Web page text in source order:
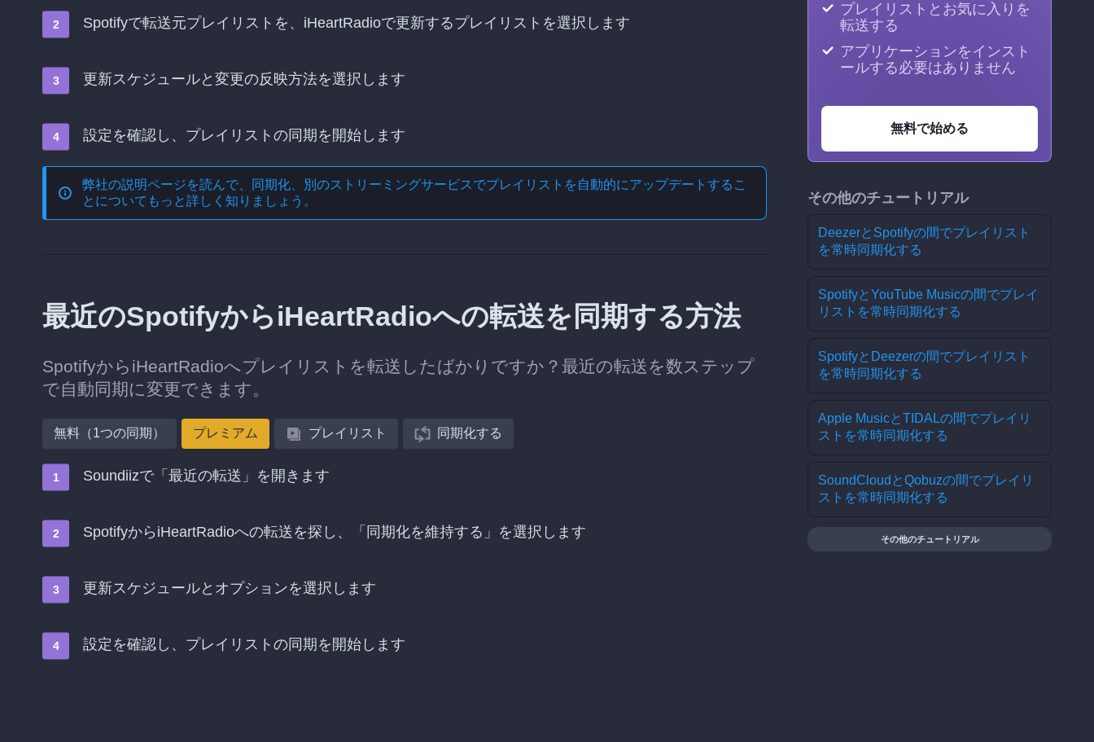
Spotifyで転送元プレイリストを、iHeartRadioで更新するプレイリストを選択します
更新スケジュールと変更の反映方法を選択します
設定を確認し、プレイリストの同期を開始します
弊社の説明ページを読んで、 同期化、別のストリーミングサービスでプレイリストを自動的にアップデートする こ
とについてもっと詳しく知りましょう。
最近のSpotifyからiHeartRadioへの転送を同期する方法
SpotifyからiHeartRadioへプレイリストを転送したばかりですか？最近の転送を数ステップ
で自動同期に変更できます。
無料（1つの同期） プレミアム プレイリスト 同期化する
Soundiizで「最近の転送」を開きます
SpotifyからiHeartRadioへの転送を探し、「同期化を維持する」を選択します
更新スケジュールとオプションを選択します
設定を確認し、プレイリストの同期を開始します
プレイリストとお気に入りを
転送する
アプリケーションをインスト
ールする必要はありません
無料で始める
その他のチュートリアル
DeezerとSpotifyの間でプレイリスト
を常時同期化する
SpotifyとYouTube Musicの間でプレイ
リストを常時同期化する
SpotifyとDeezerの間でプレイリスト
を常時同期化する
Apple MusicとTIDALの間でプレイリ
ストを常時同期化する
SoundCloudとQobuzの間でプレイリ
ストを常時同期化する
その他のチュートリアル